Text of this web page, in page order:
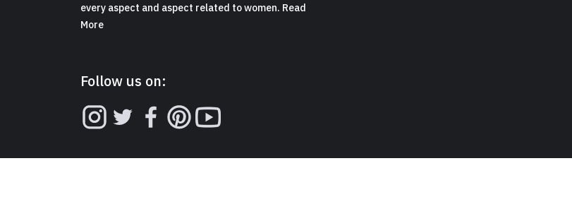
every aspect and aspect related to women. Read
More
Follow us on: